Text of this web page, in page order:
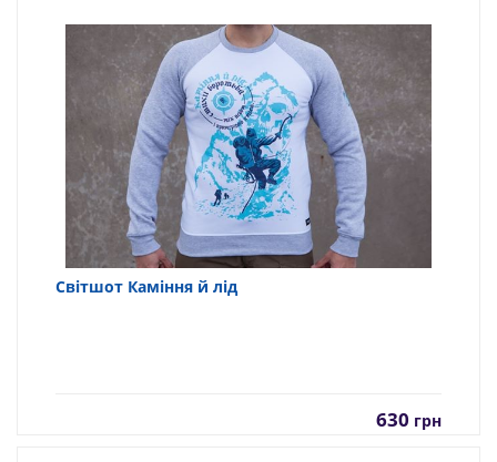
Світшот Каміння й лід
630 грн